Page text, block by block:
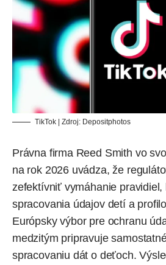
TikTok | Zdroj: Depositphotos
Právna firma Reed Smith vo
na rok 2026 uvádza, že
zefektívniť vymáhanie pravidiel,
spracovania údajov detí a
Európsky výbor pre ochranu
medzitým pripravuje
spracovaniu dát o deťoch.